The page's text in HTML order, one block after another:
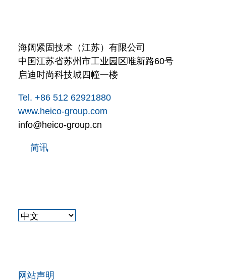
海阔紧固技术（江苏）有限公司
中国江苏省苏州市工业园区唯新路60号
启迪时尚科技城四幢一楼
Tel. +86 512 62921880
www.heico-group.com
info@heico-group.cn
简讯
网站声明